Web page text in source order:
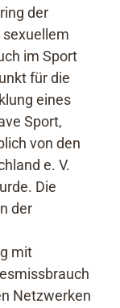
der
im Sport
für die
eines
Sport,
von den
e. V.
Die
der
mit
Netzwerken